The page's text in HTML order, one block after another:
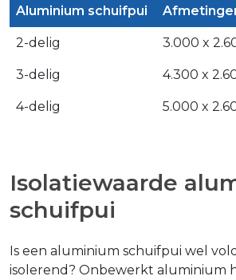
Aluminium schuifpui
2-delig 3.000 x
3-delig 4.300 x
4-delig 5.000 x
Isolatiewaarde
schuifpui
Is een aluminium schuifpui wel
isolerend? Onbewerkt aluminium